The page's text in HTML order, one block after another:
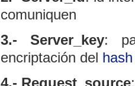
comuniquen
3.- Server_key:
encriptación del hash
4.- Request_source